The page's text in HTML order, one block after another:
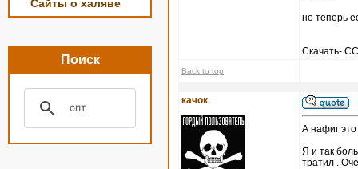
Сайты о халяве
Поиск
но теперь
Скачать-
Back to top
качок
А нафиг
Я и так
тратил .